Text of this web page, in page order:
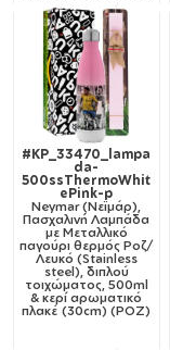
#KP_33470_lampa
da-
500ssThermoWhit
ePink-p
Neymar (Νεϊμάρ),
Πασχαλινή Λαμπάδα
με Μεταλλικό
παγούρι θερμός Ροζ/
Λευκό (Stainless
steel), διπλού
τοιχώματος, 500ml
& κερί αρωματικό
πλακέ (30cm) (ΡΟΖ)